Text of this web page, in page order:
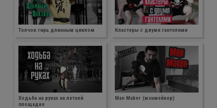
Толчок гирь длинным циклом Кластеры с двумя гантелями
Ходьба на руках на летней
площадке
Man Maker (мэнмейкер)